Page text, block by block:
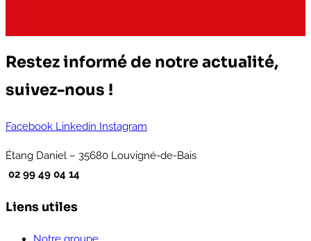
Restez informé de notre actualité,
suivez-nous !
Facebook Linkedin Instagram
Étang Daniel – 35680 Louvigné-de-Bais
02 99 49 04 14
Liens utiles